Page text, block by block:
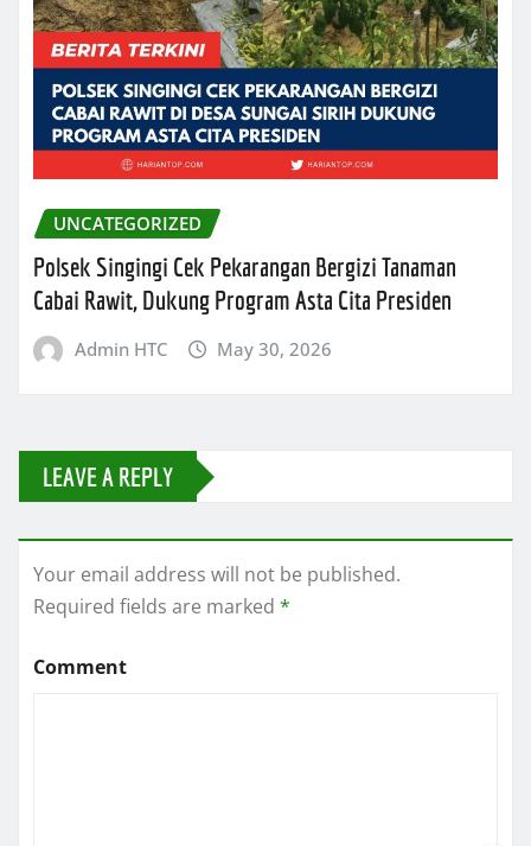
UNCATEGORIZED
Polsek Singingi Cek Pekarangan Bergizi Tanaman
Cabai Rawit, Dukung Program Asta Cita Presiden
Admin HTC May 30, 2026
LEAVE A REPLY
Your email address will not be published.
Required fields are marked *
Comment